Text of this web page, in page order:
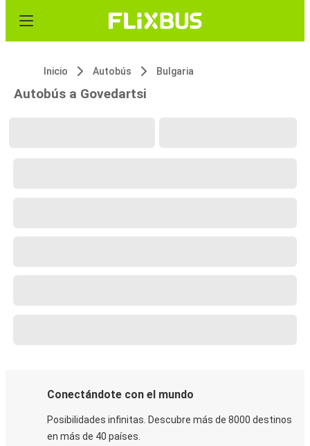
Inicio Autobús Bulgaria
Autobús a Govedartsi
Conectándote con el mundo
Posibilidades infinitas. Descubre más de 8000 destinos
en más de 40 países.